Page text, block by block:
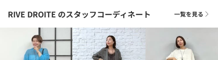
RIVE DROITE のスタッフコーディネート 一覧を見る